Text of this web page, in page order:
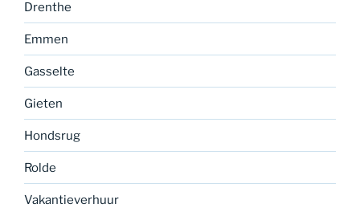
Drenthe
Emmen
Gasselte
Gieten
Hondsrug
Rolde
Vakantieverhuur